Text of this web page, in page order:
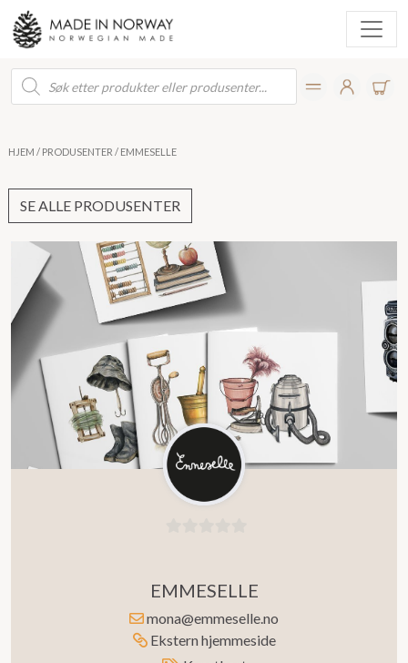
Products
search
HJEM / PRODUSENTER / EMMESELLE
SE ALLE PRODUSENTER
av
5
EMMESELLE
mona@emmeselle.no
Ekstern hjemmeside